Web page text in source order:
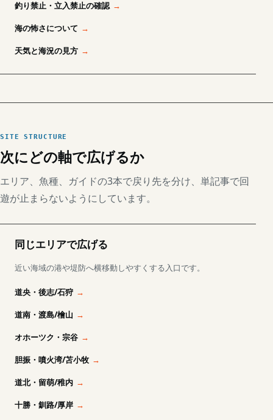
釣り禁止・立入禁止の確認
海の怖さについて
天気と海況の見方
SITE STRUCTURE
次にどの軸で広げるか
エリア、魚種、ガイドの3本で戻り先を分け、単記事で回
遊が止まらないようにしています。
同じエリアで広げる
近い海域の港や堤防へ横移動しやすくする入口です。
道央・後志/石狩
道南・渡島/檜山
オホーツク・宗谷
胆振・噴火湾/苫小牧
道北・留萌/稚内
十勝・釧路/厚岸